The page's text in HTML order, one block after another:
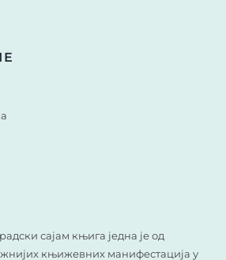
сајам књига једна је од
књижевних манифестација у